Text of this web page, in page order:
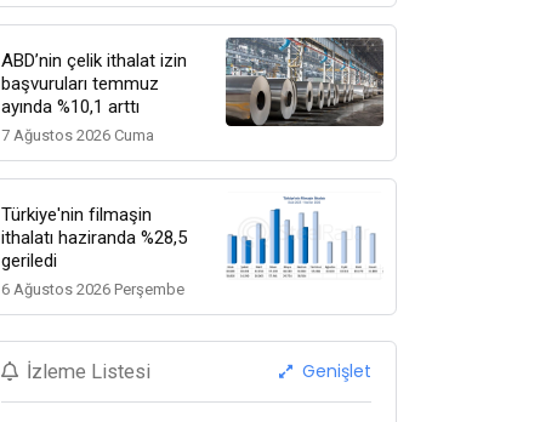
ABD’nin çelik ithalat izin
başvuruları temmuz
ayında %10,1 arttı
7 Ağustos 2026 Cuma
Türkiye'nin filmaşin
ithalatı haziranda %28,5
geriledi
6 Ağustos 2026 Perşembe
İzleme Listesi Genişlet